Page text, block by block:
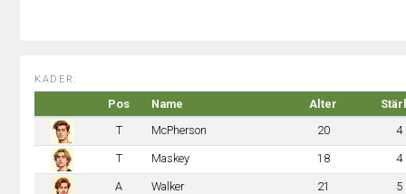
KADER:
Pos Name Alter
T
McPherson 20 4
T Maskey 18 4
A Walker 21 5